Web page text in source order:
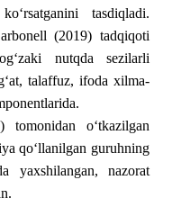
tasdiqladi.
(2019) tadqiqoti
nutqda sezilarli
talaffuz, ifoda xilma-
o‘tkazilgan
qo‘llanilgan guruhning
yaxshilangan, nazorat